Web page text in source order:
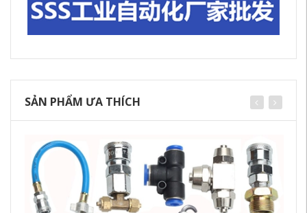
SẢN PHẨM ƯA THÍCH